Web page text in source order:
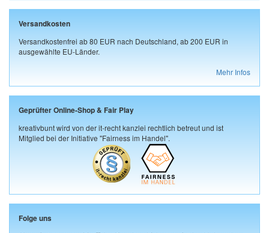
Versandkosten
Versandkostenfrei ab 80 EUR nach Deutschland, ab 200 EUR in
ausgewählte EU-Länder.
Mehr Infos
Geprüfter Online-Shop & Fair Play
kreativbunt wird von der it-recht kanzlei rechtlich betreut und ist
Mitglied bei der Initiative "Fairness im Handel".
Folge uns